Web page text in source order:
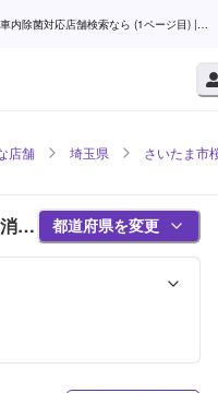
内除菌対応店舗検索なら (1ページ目) |
店舗 埼玉県 さいたま市
都道府県を変更